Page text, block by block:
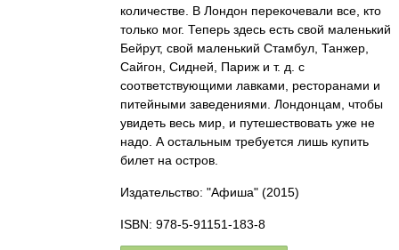
количестве. В Лондон перекочевали все, кто
только мог. Теперь здесь есть свой маленький
Бейрут, свой маленький Стамбул, Танжер,
Сайгон, Сидней, Париж и т. д. с
соответствующими лавками, ресторанами и
питейными заведениями. Лондонцам, чтобы
увидеть весь мир, и путешествовать уже не
надо. А остальным требуется лишь купить
билет на остров.
Издательство: "Афиша" (2015)
ISBN: 978-5-91151-183-8